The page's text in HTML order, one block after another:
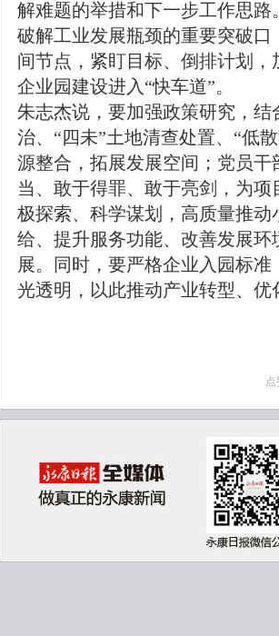
解难题的举措和下一步工作思
破解工业发展瓶颈的重要突破
间节点，紧盯目标、倒排计划
企业园建设进入“快车道”。
朱志杰说，要加强政策研究，
治、“四未”土地清查处置、“低
源整合，拓展发展空间；党员
当、敢于得罪、敢于亮剑，为
极探索、科学谋划，高质量推
给、提升服务功能、改善发展
展。同时，要严格企业入园标
光透明，以此推动产业转型、优
点